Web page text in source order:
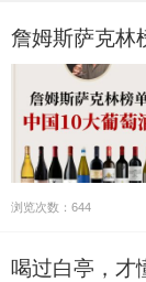
詹姆斯萨克林
浏览次数：644
喝过白亭，才